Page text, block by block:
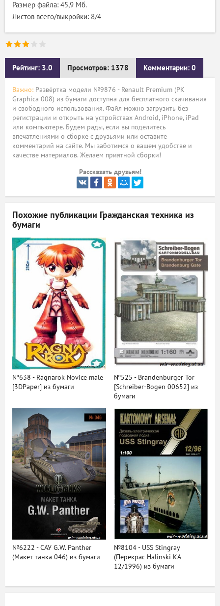
Размер файла: 45,9 Мб.
Листов всего/выкройки: 8/4
Рейтинг: 3.0 Просмотров: 1378 Комментарии: 0
Важно: Развёртка модели №9876 - Renault Premium (PK
Graphica 008) из бумаги доступна для бесплатного скачивания
и свободного использования. Файл можно загрузить без
регистрации и открыть на устройствах Android, iPhone, iPad
или компьютере. Будем рады, если вы поделитесь
впечатлениями о сборке с друзьями или оставите
комментарий на сайте. Мы заботимся о вашем удобстве и
качестве материалов. Желаем приятной сборки!
Рассказать друзьям!
Похожие публикации Гражданская техника из
бумаги
№638 - Ragnarok Novice male
[3DPaper] из бумаги
№525 - Brandenburger Tor
[Schreiber-Bogen 00652] из
бумаги
№6222 - САУ G.W. Panther
(Макет танка 046) из бумаги
№8104 - USS Stingray
(Перекрас Halinski KA
12/1996) из бумаги